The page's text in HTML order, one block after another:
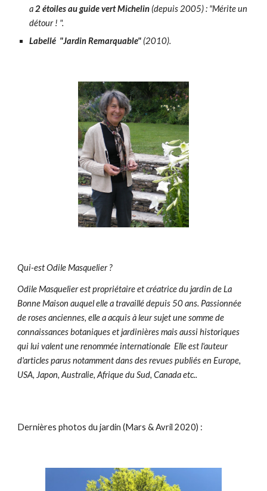
a2 étoiles au guide vert Michelin (depuis 2005) : "Mérite un
détour ! ".
Labellé "Jardin Remarquable" (2010).
Qui-est Odile Masquelier ?
Odile Masquelier est propriétaire et créatrice du jardin de La
Bonne Maison auquel elle a travaillé depuis 50 ans. Passionnée
de roses anciennes, elle a acquis à leur sujet une somme de
connaissances botaniques et jardinières mais aussi historiques
qui lui valent une renommée internationale Elle est l'auteur
d'articles parus notamment dans des revues publiés en Europe,
USA, Japon, Australie, Afrique du Sud, Canada etc..
Dernières photos du jardin (Mars & Avril 2020) :